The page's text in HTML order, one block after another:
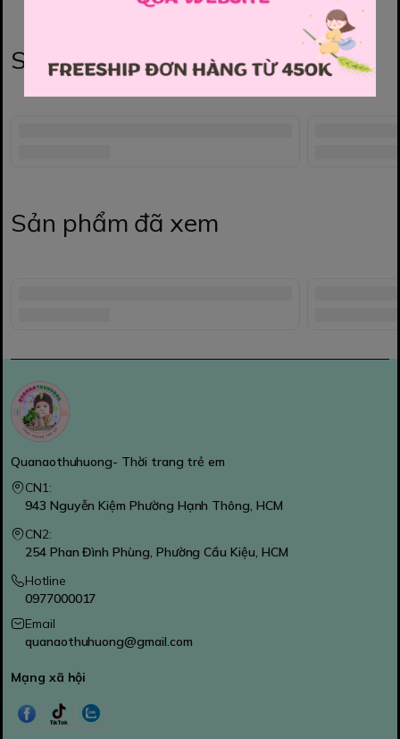
Sản phẩm liên quan
Sản phẩm đã xem
Quanaothuhuong- Thời trang trẻ em
CN1:
943 Nguyễn Kiệm Phường Hạnh Thông, HCM
CN2:
254 Phan Đình Phùng, Phường Cầu Kiệu, HCM
Hotline
0977000017
Email
quanaothuhuong@gmail.com
Mạng xã hội